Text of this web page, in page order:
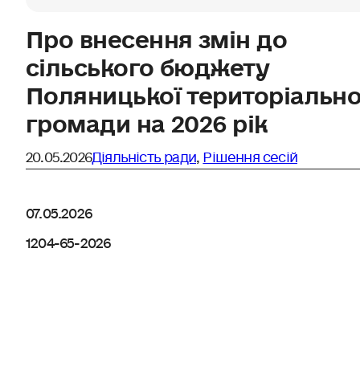
Про внесення змін до
сільського бюджету
Поляницької
громади на 2026 рік
20.05.2026Діяльність ради Рішення сесій
07.05.2026
1204-65-2026